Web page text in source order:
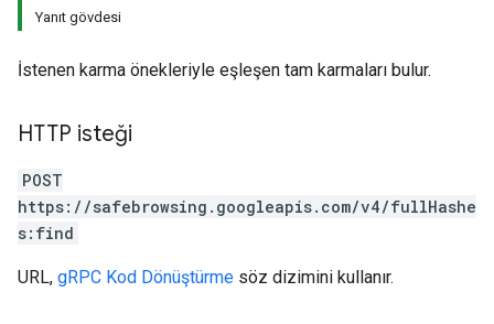
Yanıt gövdesi
İstenen karma önekleriyle eşleşen tam karmaları bulur.
HTTP isteği
POST
https://safebrowsing.googleapis.com/v4/fullHashe
s:find
URL, gRPC Kod Dönüştürme söz dizimini kullanır.